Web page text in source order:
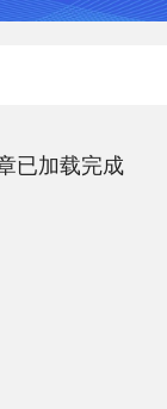
已加载完成